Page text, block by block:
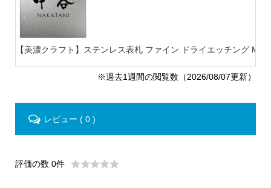
【美濃クラフト】ステンレス表札 ファイン ドライエッチング MB-
※過去1週間の閲覧数（2026/08/07更新）
レビュー ( 0 )
評価の数 0件